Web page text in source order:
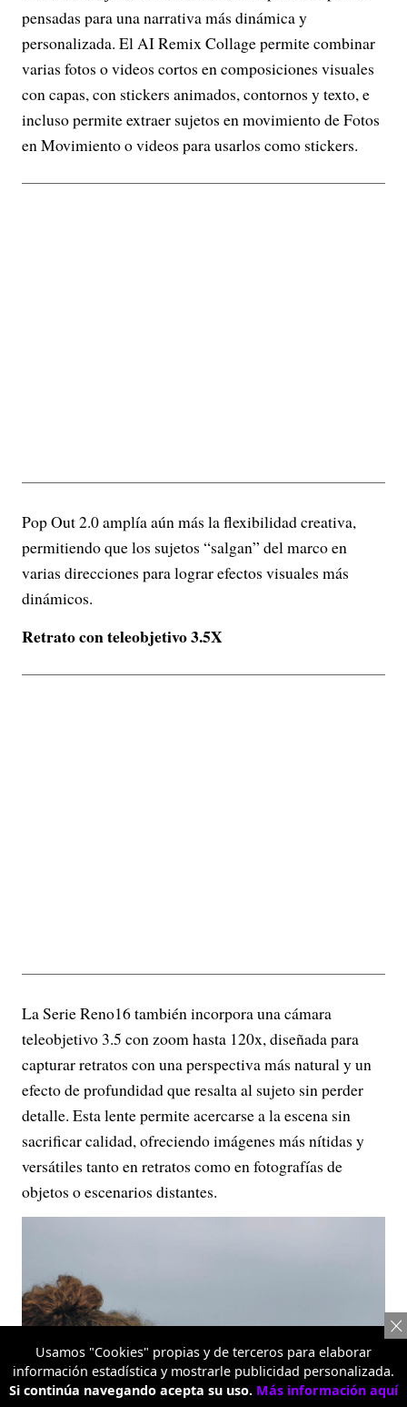
pensadas para una narrativa más dinámica y
personalizada. El AI Remix Collage permite combinar
varias fotos o videos cortos en composiciones visuales
con capas, con stickers animados, contornos y texto, e
incluso permite extraer sujetos en movimiento de Fotos
en Movimiento o videos para usarlos como stickers.
Pop Out 2.0 amplía aún más la flexibilidad creativa,
permitiendo que los sujetos “salgan” del marco en
varias direcciones para lograr efectos visuales más
dinámicos.
Retrato con teleobjetivo 3.5X
La Serie Reno16 también incorpora una cámara
teleobjetivo 3.5 con zoom hasta 120x, diseñada para
capturar retratos con una perspectiva más natural y un
efecto de profundidad que resalta al sujeto sin perder
detalle. Esta lente permite acercarse a la escena sin
sacrificar calidad, ofreciendo imágenes más nítidas y
versátiles tanto en retratos como en fotografías de
objetos o escenarios distantes.
Usamos "Cookies" propias y de terceros para elaborar
información estadística y mostrarle publicidad personalizada.
Si continúa navegando acepta su uso. Más información aquí